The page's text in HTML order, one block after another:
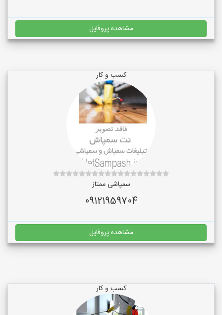
مشاهده پروفایل
کسب و کار
سمپاشی ممتاز
09121959704
مشاهده پروفایل
کسب و کار